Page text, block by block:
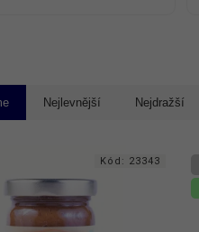
Nejlevnější Nejdražší
Kód: 23343